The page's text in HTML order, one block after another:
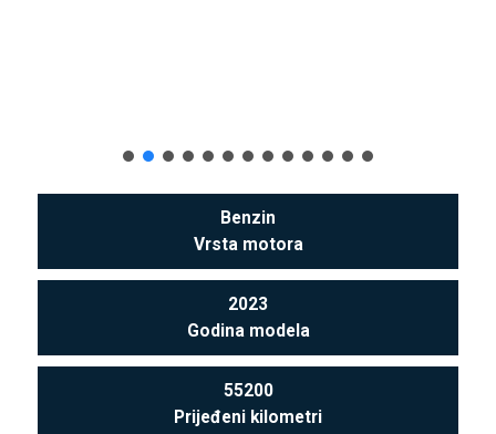
Benzin
Vrsta motora
2023
Godina modela
55200
Prijeđeni kilometri